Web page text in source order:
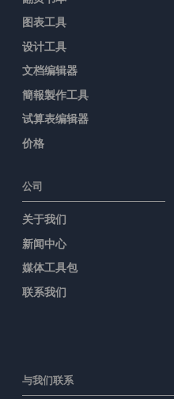
图表工具
设计工具
文档编辑器
簡報製作工具
试算表编辑器
价格
公司
关于我们
新闻中心
媒体工具包
联系我们
与我们联系